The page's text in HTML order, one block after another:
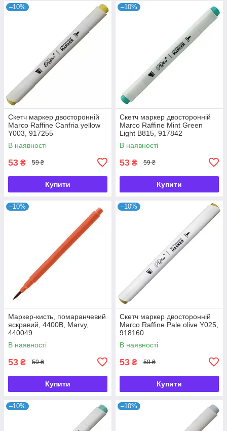
–10%
Скетч маркер двосторонній
Marco Raffine Canfria yellow
Y003, 917255
В наявності
53 ₴ 59 ₴
Купити
–10%
Скетч маркер двосторонній
Marco Raffine Mint Green
Light B815, 917842
В наявності
53 ₴ 59 ₴
Купити
–10%
Маркер-кисть, помаранчевий
яскравий, 4400B, Marvy,
440049
В наявності
53 ₴ 59 ₴
Купити
–10%
Скетч маркер двосторонній
Marco Raffine Pale olive Y025,
918160
В наявності
53 ₴ 59 ₴
Купити
–10% –10%